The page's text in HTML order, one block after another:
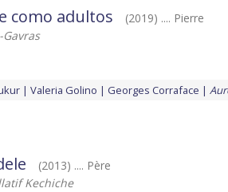
como adultos
(2019) .... Pierre
Gavras
Valeria Golino Georges Corraface
(2013) .... Père
Kechiche